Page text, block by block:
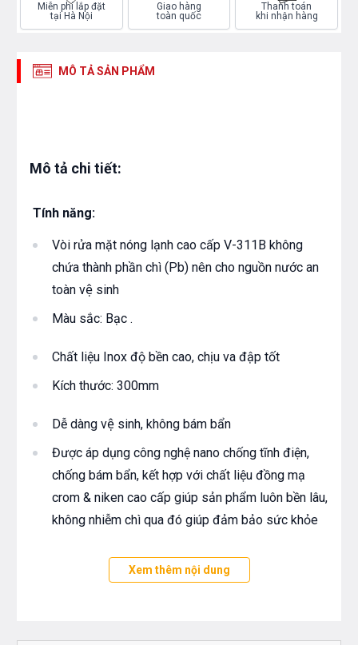
Miễn phí lắp đặt
tại Hà Nội
Giao hàng
toàn quốc
Thanh toán
khi nhận hàng
MÔ TẢ SẢN PHẨM
Mô tả chi tiết:
Tính năng:
Vòi rửa mặt nóng lạnh cao cấp V-311B không
chứa thành phần chì (Pb) nên cho nguồn nước an
toàn vệ sinh
Màu sắc: Bạc .
Chất liệu Inox độ bền cao, chịu va đập tốt
Kích thước: 300mm
Dễ dàng vệ sinh, không bám bẩn
Được áp dụng công nghệ nano chống tĩnh điện,
chống bám bẩn, kết hợp với chất liệu đồng mạ
crom & niken cao cấp giúp sản phẩm luôn bền lâu,
không nhiễm chì qua đó giúp đảm bảo sức khỏe
Độ bền cao, chống rỉ sét, ăn mòn với mọi nguồn
Xem thêm nội dung